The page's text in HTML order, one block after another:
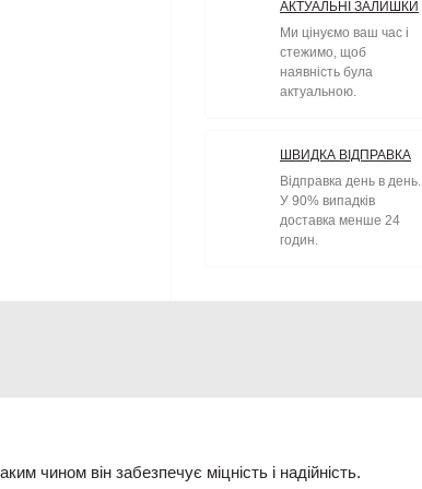
АКТУАЛЬНІ ЗАЛИШКИ
Ми цінуємо ваш час і
стежимо, щоб
наявність була
актуальною.
ШВИДКА ВІДПРАВКА
Відправка день в день.
У 90% випадків
доставка менше 24
годин.
чином він забезпечує міцність і надійність.